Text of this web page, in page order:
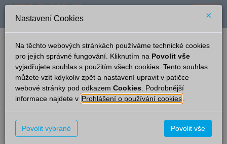
verze: 2.0.6 podpora: help-tabule@oltis.cz
English
Příjezdy
Český Těšín
10:57
Ze směru Čas/Aktuální Vlak/Linka Nást./Kolej
Opava východ –
Nastavení Cookies ×
Na těchto webových stránkách používáme technické cookies
pro jejich správné fungování. Kliknutím na Povolit vše
vyjadřujete souhlas s použitím všech cookies. Tento souhlas
můžete vzít kdykoliv zpět a nastavení upravit v patičce
webové stránky pod odkazem Cookies . Podrobnější
informace najdete v Prohlášení o používání cookies
Povolit vybrané Povolit vše